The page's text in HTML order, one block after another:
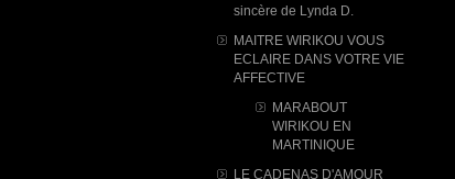
sincère de Lynda D.
MAITRE WIRIKOU VOUS
ECLAIRE DANS VOTRE VIE
AFFECTIVE
MARABOUT
WIRIKOU ​EN
MARTINIQUE
LE CADENAS D'AMOUR